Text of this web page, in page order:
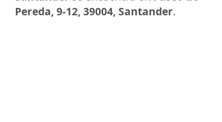
Pereda, 9-12, 39004, Santander.